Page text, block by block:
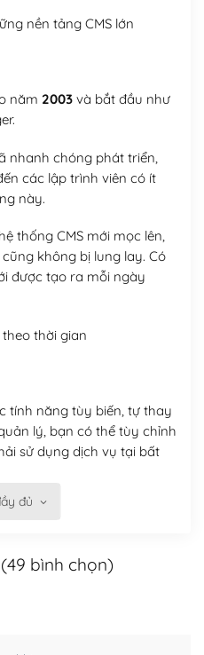
nền tảng CMS lớn
năm 2003và bắt đầu như
nhanh chóng phát triển,
các lập trình viên có ít
này.
thống CMS mới mọc lên,
không bị lung lay. Có
được tạo ra mỗi ngày
thời gian
tính năng tùy biến, tự thay
lý, bạn có thể tùy chỉnh
sử dụng dịch vụ tại bất
tên miền và hosting để
WordPress
kiếm
đủ
bình chọn)